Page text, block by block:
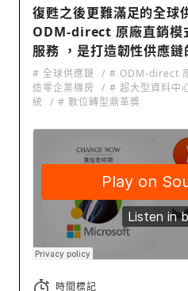
復甦之後更難滿足的全球
ODM-direct 原廠直銷模
服務 ，是打造韌性供應鏈
# 全球供應鏈 # ODM-direct
造零企業機房
# 超大型資料中
統
# 數位轉型鼎革獎
時間標記